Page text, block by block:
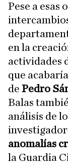
Pese a esas
en la
actividades
que
de Pedro
Balas
análisis de
anomalías
la Guardia